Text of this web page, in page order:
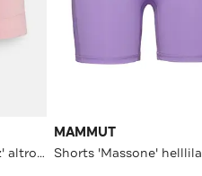
Funktions-Shorts 'Puez' altrosa
MAMMUT
Shorts 'Massone' helllila